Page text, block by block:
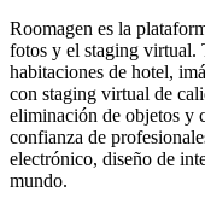
Roomagen es la
fotos y el staging virtual.
habitaciones de hotel,
con staging virtual de
eliminación de objetos y
confianza de
electrónico, diseño de
mundo.